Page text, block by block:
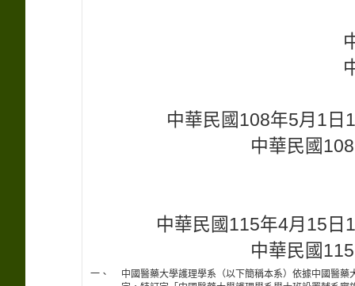
中華民國108年5月1日
中華民國
中華民國115年4月15日
中華民國
一、
中國醫藥大學護理學系（以下簡稱本系）依據中國醫